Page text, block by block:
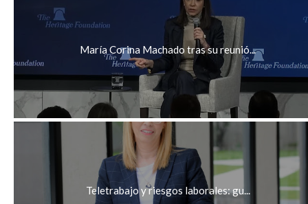
María Corina Machado tras su reunió...
Teletrabajo y riesgos laborales: gu...